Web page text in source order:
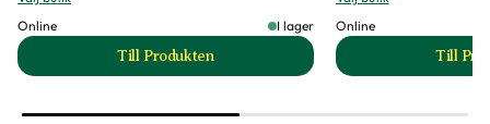
Online
I lager
Till Produkten
till Bevattningsmatta produktsida
Online
Till